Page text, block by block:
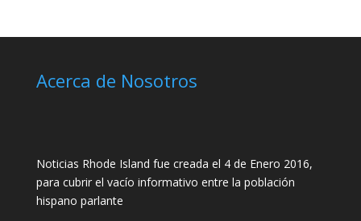
Acerca de Nosotros
Noticias Rhode Island fue creada el 4 de Enero 2016,
para cubrir el vacío informativo entre la población
hispano parlante